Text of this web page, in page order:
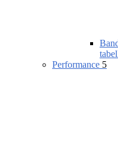
Performance 5